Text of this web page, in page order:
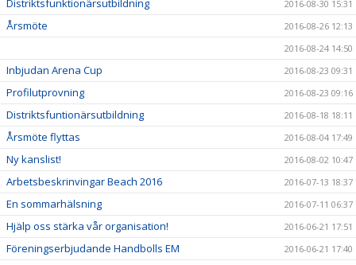
Distriktsfunktionärsutbildning 2016-08-30 15:31
Årsmöte
2016-08-26 12:13
2016-08-24 14:50
Inbjudan Arena Cup 2016-08-23 09:31
Profilutprovning 2016-08-23 09:16
Distriktsfuntionärsutbildning 2016-08-18 18:11
Årsmöte flyttas 2016-08-04 17:49
Ny kanslist! 2016-08-02 10:47
Arbetsbeskrinvingar Beach 2016 2016-07-13 18:37
En sommarhälsning 2016-07-11 06:37
Hjälp oss stärka vår organisation! 2016-06-21 17:51
Föreningserbjudande Handbolls EM 2016-06-21 17:40